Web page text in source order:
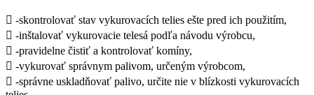
 -skontrolovať stav vykurovacích telies ešte pred ich použitím,
 -inštalovať vykurovacie telesá podľa návodu výrobcu,
 -pravidelne čistiť a kontrolovať komíny,
 -vykurovať správnym palivom, určeným výrobcom,
 -správne uskladňovať palivo, určite nie v blízkosti vykurovacích